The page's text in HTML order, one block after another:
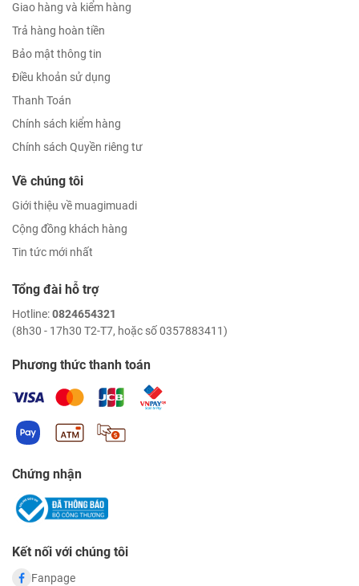
Giao hàng và kiểm hàng
Trả hàng hoàn tiền
Bảo mật thông tin
Điều khoản sử dụng
Thanh Toán
Chính sách kiểm hàng
Chính sách Quyền riêng tư
Về chúng tôi
Giới thiệu về muagimuadi
Cộng đồng khách hàng
Tin tức mới nhất
Tổng đài hỗ trợ
Hotline:0824654321
(8h30 - 17h30 T2-T7, hoặc số 0357883411)
Phương thức thanh toán
Chứng nhận
Kết nối với chúng tôi
Fanpage